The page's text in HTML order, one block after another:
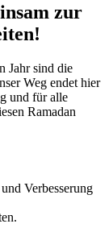
zur
Jahr sind die
Weg endet hier
und für alle
Ramadan
Verbesserung